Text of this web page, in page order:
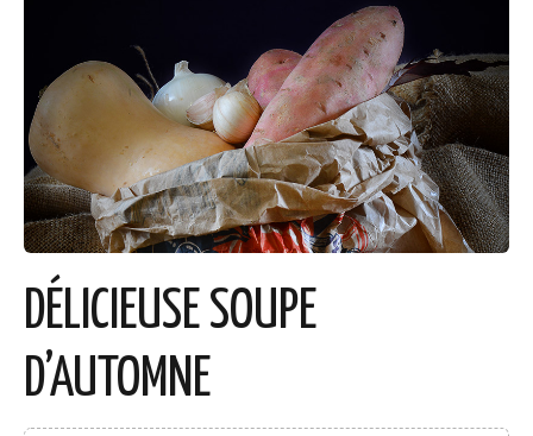
DÉLICIEUSE SOUPE
D’AUTOMNE